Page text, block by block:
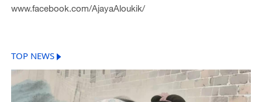
www.facebook.com/AjayaAloukik/
TOP NEWS